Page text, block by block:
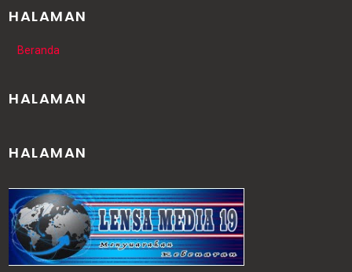
HALAMAN
Beranda
HALAMAN
HALAMAN